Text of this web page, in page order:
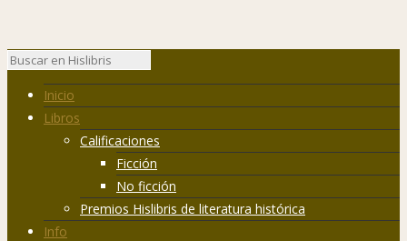
Inicio
Libros
Calificaciones
Ficción
No ficción
Premios Hislibris de literatura histórica
Info